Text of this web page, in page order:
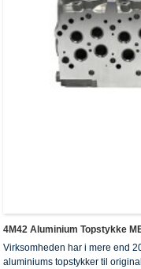
4M42 Aluminium Topstykke
Virksomheden har i mere end
aluminiums topstykker til